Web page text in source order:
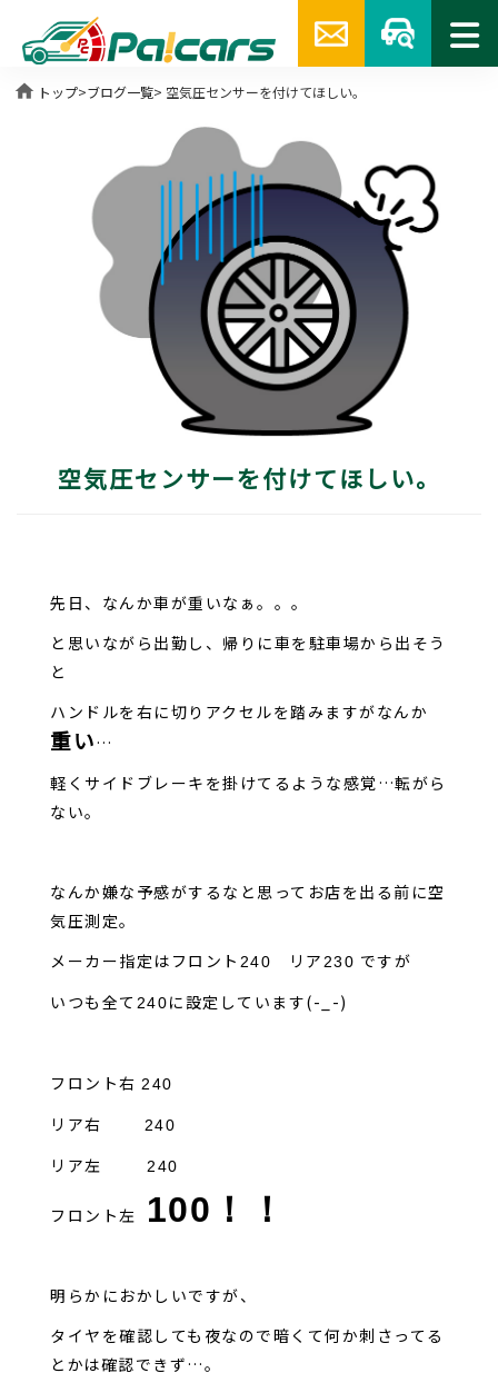
home トップ>ブログ一覧> 空気圧センサーを付けてほしい。
空気圧センサーを付けてほしい。
先日、なんか車が重いなぁ。。。
と思いながら出勤し、帰りに車を駐車場から出そう
と
ハンドルを右に切りアクセルを踏みますがなんか
重い…
軽くサイドブレーキを掛けてるような感覚…転がら
ない。
なんか嫌な予感がするなと思ってお店を出る前に空
気圧測定。
メーカー指定はフロント 240 リア230 ですが
いつも全て 240に設定しています(-_-)
フロント右 240
リア右 240
リア左 240
フロント左 100！！
明らかにおかしいですが、
タイヤを確認しても夜なので暗くて何か刺さってる
とかは確認できず…。